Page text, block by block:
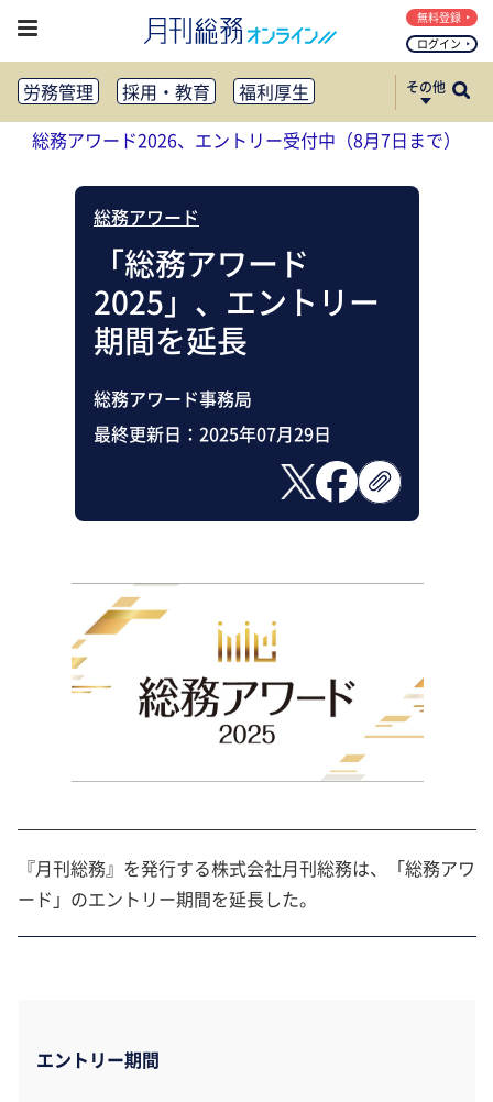
ログイン
無料登録
労務管理 採用・教育
福利厚生
健康経営
働き方改革
法務・コンプライアンス
リスクマネジメント・BCP
社外・社内広報
社外・社内コミュニケーション活性化
FM・オフィス移転
CSR・SDGs
テクノロジー活用・DX
助成金・補助金・コスト削減
アウトソーシング・BPO
その他
総務アワード2026、エントリー受付中（8月7日まで）
総務アワード
「総務アワード
2025」、エントリー
期間を延長
総務アワード事務局
最終更新日： 2025年07月29日
『月刊総務』を発行する株式会社月刊総務は、「総務アワ
ード」のエントリー期間を延長した。
エントリー期間